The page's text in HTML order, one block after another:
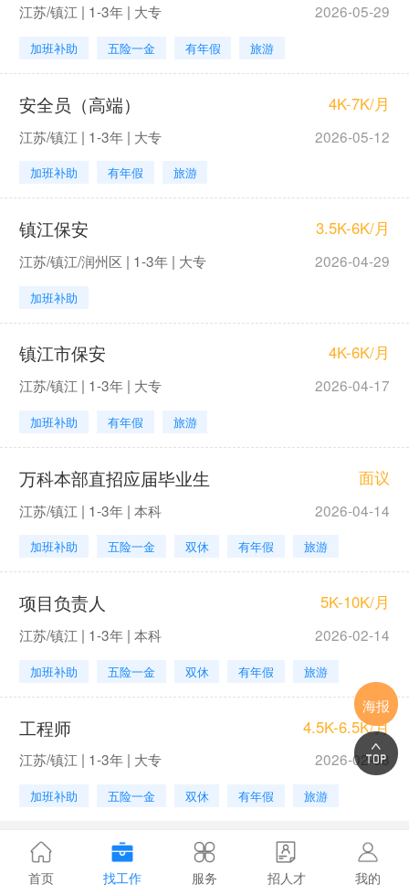
江苏/镇江 | 1-3年 | 大专 2026-05-29
加班补助 五险一金 有年假 旅游
安全员（高端） 4K-7K/月
江苏/镇江 | 1-3年 | 大专 2026-05-12
加班补助 有年假 旅游
镇江保安 3.5K-6K/月
江苏/镇江/润州区 | 1-3年 | 大专 2026-04-29
加班补助
镇江市保安 4K-6K/月
江苏/镇江 | 1-3年 | 大专 2026-04-17
加班补助 有年假 旅游
万科本部直招应届毕业生 面议
江苏/镇江 | 1-3年 | 本科 2026-04-14
加班补助 五险一金 双休 有年假 旅游
项目负责人 5K-10K/月
江苏/镇江 | 1-3年 | 本科 2026-02-14
加班补助 五险一金 双休 有年假 旅游
工程师 4.5K-6.5K/月
江苏/镇江 | 1-3年 | 大专 2026-02-08
加班补助 五险一金 双休 有年假 旅游
海报
首页 找工作 服务 招人才 我的